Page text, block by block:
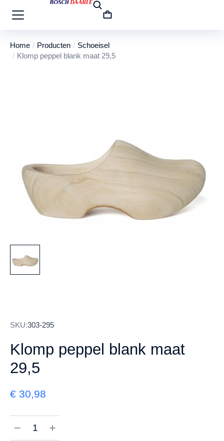
Je bent hier:
Home Producten
Schoeisel
Klomp peppel blank maat 29,5
SKU:303-295
Klomp peppel blank maat
29,5
€ 30,98